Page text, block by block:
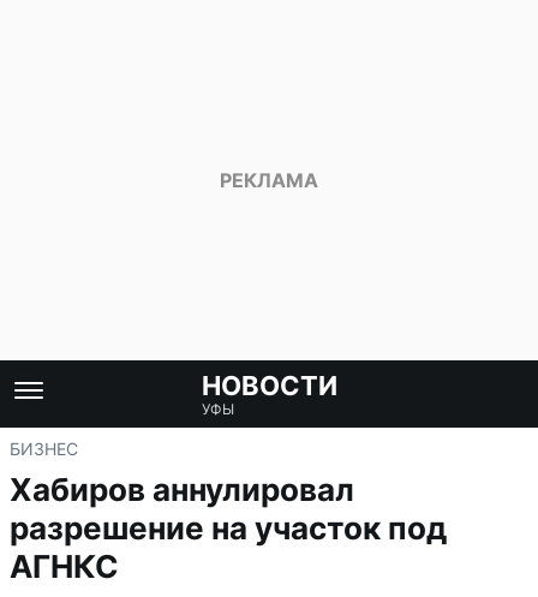
НОВОСТИ
УФЫ
БИЗНЕС
Хабиров аннулировал
разрешение на участок под
АГНКС